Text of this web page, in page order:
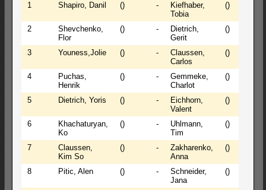
1
Shapiro, Danil () -
Kiefhaber,
Tobia
()
2
Shevchenko,
Flor
() -
Dietrich,
Gerit
()
3 Youness,Jolie () -
Claussen,
Carlos
()
4
Puchas,
Henrik
() -
Gemmeke,
Charlot
()
5 Dietrich, Yoris () -
Eichhorn,
Valent
()
6
Khachaturyan,
Ko
() -
Uhlmann,
Tim
()
7
Claussen,
Kim So
() -
Zakharenko,
Anna
()
8 Pitic, Alen () -
Schneider,
Jana
()